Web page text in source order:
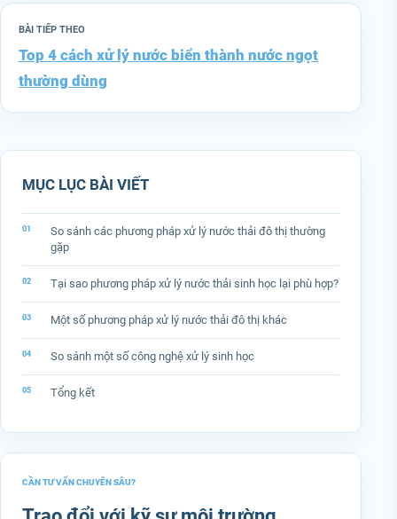
BÀI TIẾP THEO
Top 4 cách xử lý nước biển thành nước ngọt
thường dùng
MỤC LỤC BÀI VIẾT
So sánh các phương pháp xử lý nước thải đô thị thường
gặp
Tại sao phương pháp xử lý nước thải sinh học lại phù hợp?
Một số phương pháp xử lý nước thải đô thị khác
So sánh một số công nghệ xử lý sinh học
Tổng kết
CẦN TƯ VẤN CHUYÊN SÂU?